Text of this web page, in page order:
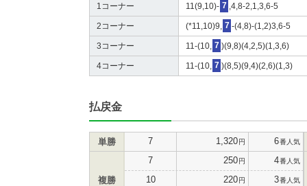
1コーナー 11(9,10)- 7 ,4,8-2,1,3,6-5
2コーナー (*11,10)9, 7 -(4,8)-(1,2)3,6-5
3コーナー 11-(10, 7 )(9,8)(4,2,5)(1,3,6)
4コーナー 11-(10, 7 )(8,5)(9,4)(2,6)(1,3)
払戻金
単勝 7 1,320円 6番人気
複勝
7 250円 4番人気
10 220円 3番人気